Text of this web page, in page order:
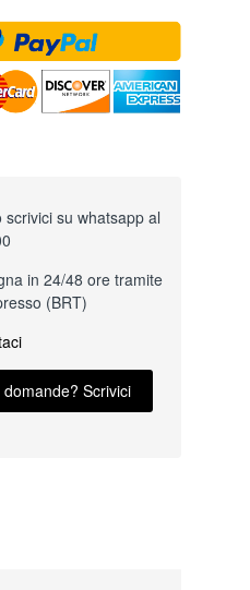
scrivici su whatsapp al
in 24/48 ore tramite
(BRT)
domande? Scrivici